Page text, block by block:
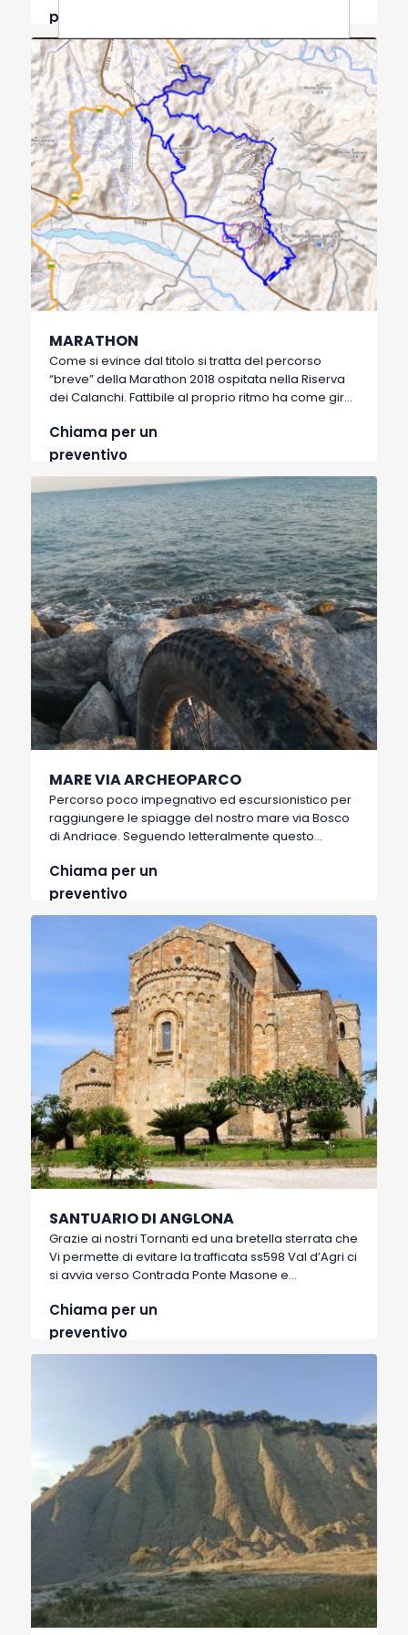
conserva ancora, insieme al suo monastero
tempi. E’ possibile visitarlo interamente tramite
guide locali prenotabili.
preventivo
MARATHON
Come si evince dal titolo si tratta del percorso
“breve” della Marathon 2018 ospitata nella Riserva
dei Calanchi. Fattibile al proprio ritmo ha come giro
salite tecniche e discese impegnative. Consigliabile
memorizzare come punto d’acqua intermedio la
Chiama per un
preventivo
MARE VIA ARCHEOPARCO
Percorso poco impegnativo ed escursionistico per
raggiungere le spiagge del nostro mare via Bosco
di Andriace. Seguendo letteralmente questo
frequentate nascoste da una possente pineta
litorale.
Chiama per un
preventivo
SANTUARIO DI ANGLONA
Grazie ai nostri Tornanti ed una bretella sterrata che
Vi permette di evitare la trafficata ss598 Val d’Agri ci
si avvia verso Contrada Ponte Masone e
suggestiva salita asfaltata attorniata da calanchi si
arriva al Santuario di Anglona. Questo, insieme ad i
Chiama per un
preventivo